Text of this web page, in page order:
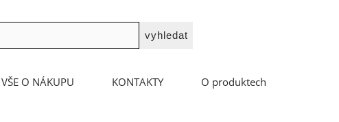
VŠE O NÁKUPU KONTAKTY O produktech